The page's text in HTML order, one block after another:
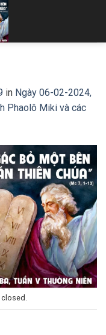
in Ngày 06-02-2024,
Phaolô Miki và các
closed.